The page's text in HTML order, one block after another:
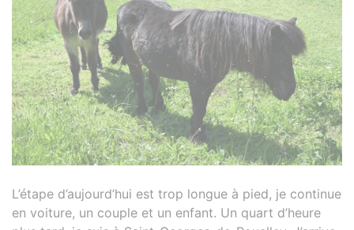
L’étape d’aujourd’hui est trop longue à pied, je continue
en voiture, un couple et un enfant. Un quart d’heure